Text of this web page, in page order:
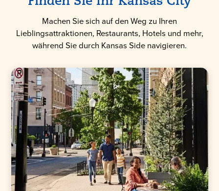
Machen Sie sich auf den Weg zu Ihren
Lieblingsattraktionen, Restaurants, Hotels und mehr,
während Sie durch Kansas Side navigieren.